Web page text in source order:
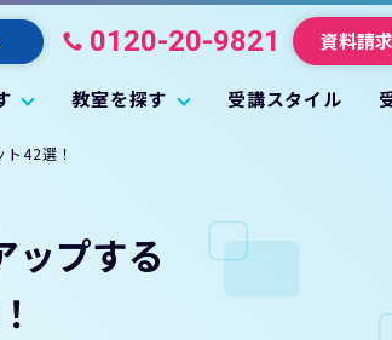
教室を探す 受講スタイル
0120-20-9821 資料請求
42選！
ップする